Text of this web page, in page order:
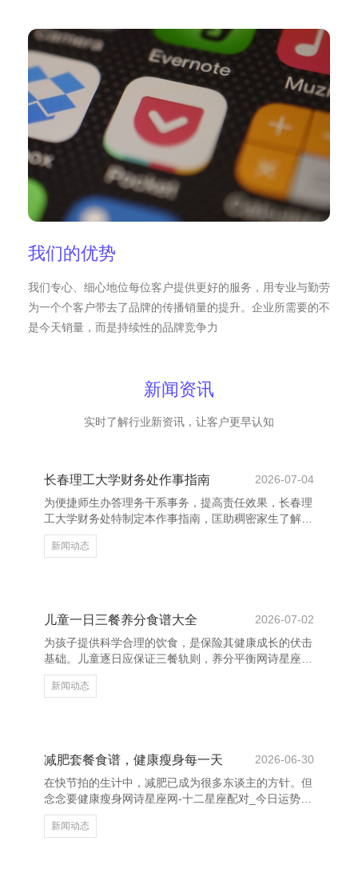
我们的优势
我们专心、细心地位每位客户提供更好的服务，用专业与勤劳
为一个个客户带去了品牌的传播销量的提升。企业所需要的不
是今天销量，而是持续性的品牌竞争力
新闻资讯
实时了解行业新资讯，让客户更早认知
长春理工大学财务处作事指南
2026-07-04
为便捷师生办答理务干系事务，提高责任效果，长春理
工大学财务处特制定本作事指南，匡助稠密家生了解财
务责任经由与作事实质。 财务处主要认真学校预算处
分、相差核算、单据处分、财务报销及各样经费使用等
供靠近面计划作事，解答师生在财务方面的疑问。同
息传递实时、准确。 为保险财务责任的圭表性和透明
度，财务处严格实施国
新闻动态
儿童一日三餐养分食谱大全
2026-07-02
为孩子提供科学合理的饮食，是保险其健康成长的伏击
基础。儿童逐日应保证三餐轨则，养分平衡网诗星座
网-十二星座配对_今日运势_星座运程，摄入敷裕的卵
白质、碳水化合物、维生素和矿物资。 早餐应丰富各
品，如：米饭+鸡肉炒西兰花+紫菜蛋花汤，确保养分全
面。晚餐宜清淡易消化，可选拔小米粥、清蒸鱼、炒青
菜等，幸免过量浓重，有助于素雅就寝。 3M净水器
_3M膜_生物
新闻动态
减肥套餐食谱，健康瘦身每一天
2026-06-30
在快节拍的生计中，减肥已成为很多东谈主的方针。但
念念要健康瘦身网诗星座网-十二星座配对_今日运势_
星座运程，光靠节食是不够的，科学合理的饮食搭配才
是要害。一个稳妥的减肥套餐食谱，不仅能匡助法例热
新闻动态